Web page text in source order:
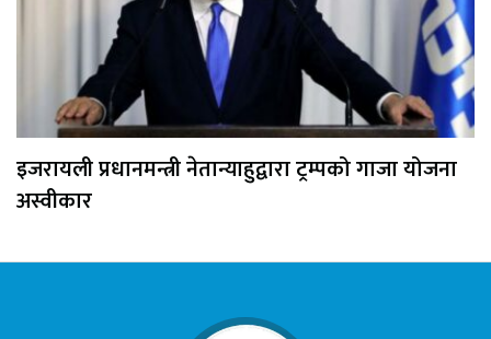
इजरायली प्रधानमन्त्री नेतान्याहुद्वारा ट्रम्पको गाजा योजना
अस्वीकार